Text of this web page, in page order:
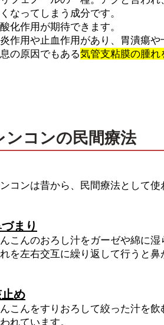
なってしまう成分です。
化作用が期待できます。
作用や止血作用があり、胃潰瘍
の原因でもある気管支粘膜の腫れ
ンコンの民間療法
コンは昔から、民間療法として使
まり
こんのおろし汁をガーゼや綿に湿
を左右交互に繰り返して行うと鼻
止め
こんをすりおろして絞った汁を
れています。